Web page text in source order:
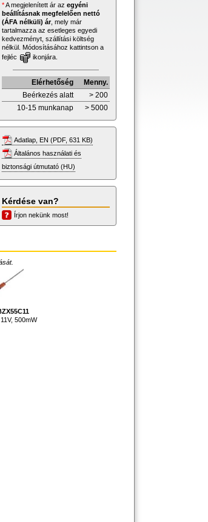
*A megjelenített ár az egyéni
beállításnak megfelelően nettó
(ÁFA nélküli) ár, mely már
tartalmazza az esetleges egyedi
kedvezményt, szállítási költség
nélkül. Módosításához kattintson a
fejléc
ikonjára.
Elérhetőség
Menny.
Beérkezés alatt
> 200
10-15 munkanap
> 5000
Adatlap, EN (PDF, 631 KB)
Általános használati és
biztonsági útmutató (HU)
Kérdése van?
Írjon nekünk most!
500mW